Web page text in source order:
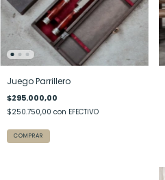
Juego Parrillero
$295.000,00
$250.750,00 con EFECTIVO
COMPRAR